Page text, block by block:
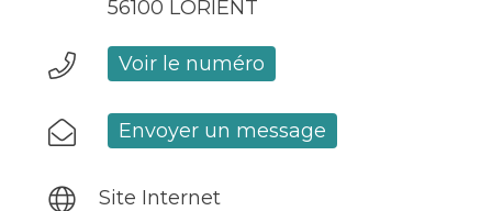
56100 LORIENT
Voir le numéro
Envoyer un message
Site Internet